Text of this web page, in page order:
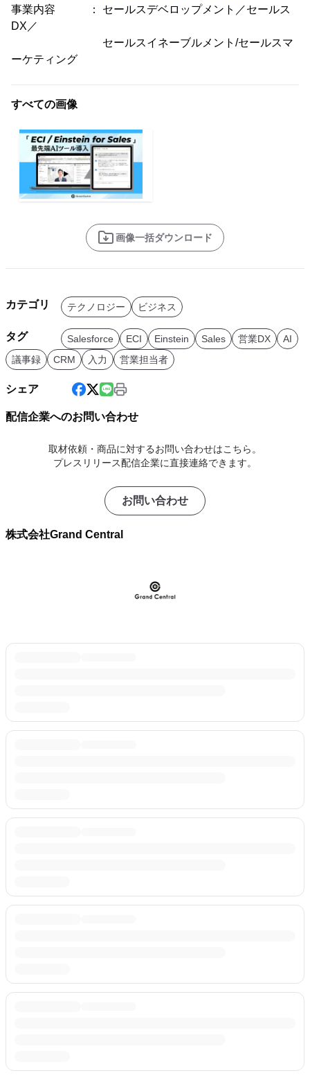
事業内容 ： セールスデベロップメント／セールス
DX／
セールスイネーブルメント/セールスマ
ーケティング
すべての画像
画像一括ダウンロード
カテゴリ テクノロジー ビジネス
タグ Salesforce ECI Einstein Sales 営業DX
AI
議事録
CRM 入力 営業担当者
シェア
配信企業へのお問い合わせ
取材依頼・商品に対するお問い合わせはこちら。
プレスリリース配信企業に直接連絡できます。
お問い合わせ
株式会社Grand Central